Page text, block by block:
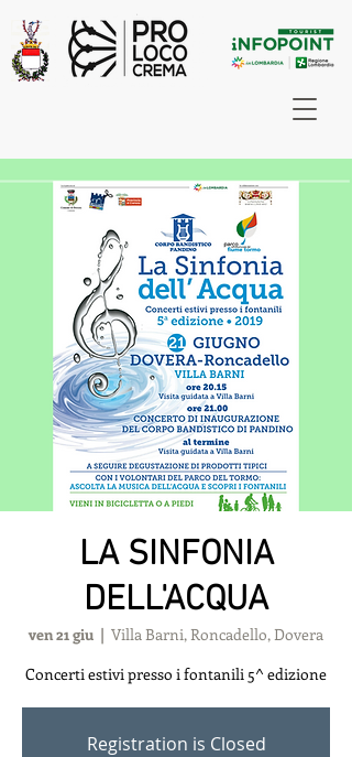
LA SINFONIA
DELL'ACQUA
ven 21 giu
  |
Villa Barni, Roncadello, Dovera
Concerti estivi presso i fontanili 5^ edizione
Registration is Closed